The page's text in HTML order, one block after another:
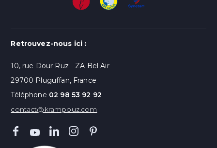
Retrouvez-nous ici :
10, rue Dour Ruz - ZA Bel Air
29700 Pluguffan, France
Téléphone 02 98 53 92 92
contact@krampouz.com